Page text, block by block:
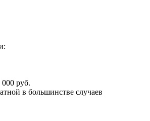
руб.
в большинстве случаев